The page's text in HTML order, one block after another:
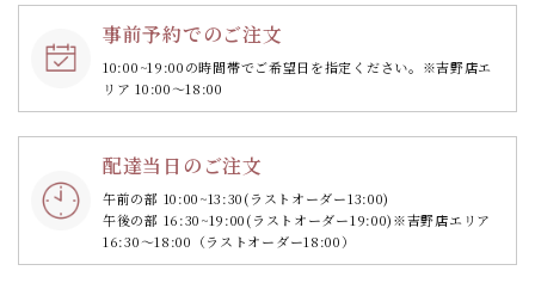
事前予約でのご注文
10:00~19:00の時間帯でご希望日を指定ください。 ※吉野店エ
リア 10:00～18:00
配達当日のご注文
午前の部 10:00~13:30(ラストオーダー13:00)
午後の部 16:30~19:00(ラストオーダー19:00)※吉野店エリア
16:30～18:00（ラストオーダー18:00）